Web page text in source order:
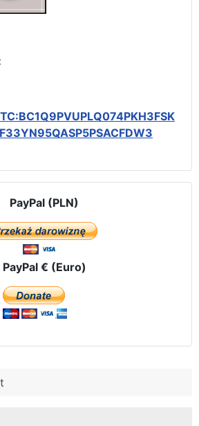
PayPal (PLN)
PayPal € (Euro)